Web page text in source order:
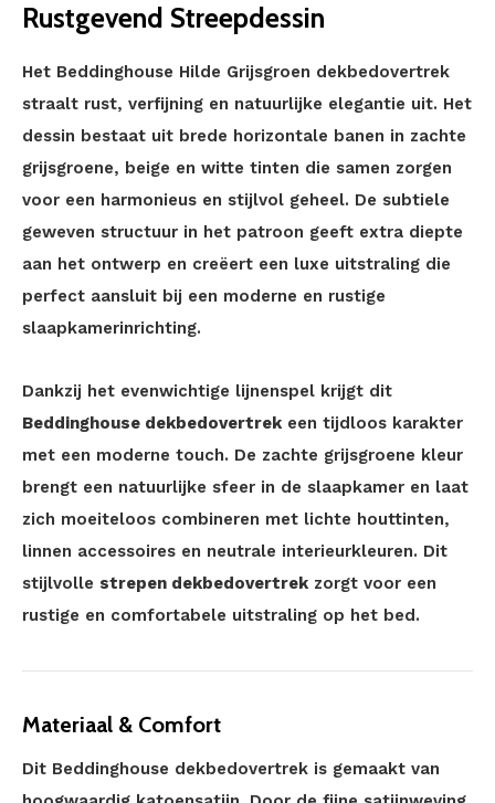
Rustgevend Streepdessin
Het Beddinghouse Hilde Grijsgroen dekbedovertrek
straalt rust, verfijning en natuurlijke elegantie uit. Het
dessin bestaat uit brede horizontale banen in zachte
grijsgroene, beige en witte tinten die samen zorgen
voor een harmonieus en stijlvol geheel. De subtiele
geweven structuur in het patroon geeft extra diepte
aan het ontwerp en creëert een luxe uitstraling die
perfect aansluit bij een moderne en rustige
slaapkamerinrichting.
Dankzij het evenwichtige lijnenspel krijgt dit
Beddinghouse dekbedovertrekeen tijdloos karakter
met een moderne touch. De zachte grijsgroene kleur
brengt een natuurlijke sfeer in de slaapkamer en laat
zich moeiteloos combineren met lichte houttinten,
linnen accessoires en neutrale interieurkleuren. Dit
stijlvolle strepen dekbedovertrekzorgt voor een
rustige en comfortabele uitstraling op het bed.
Materiaal & Comfort
Dit Beddinghouse dekbedovertrek is gemaakt van